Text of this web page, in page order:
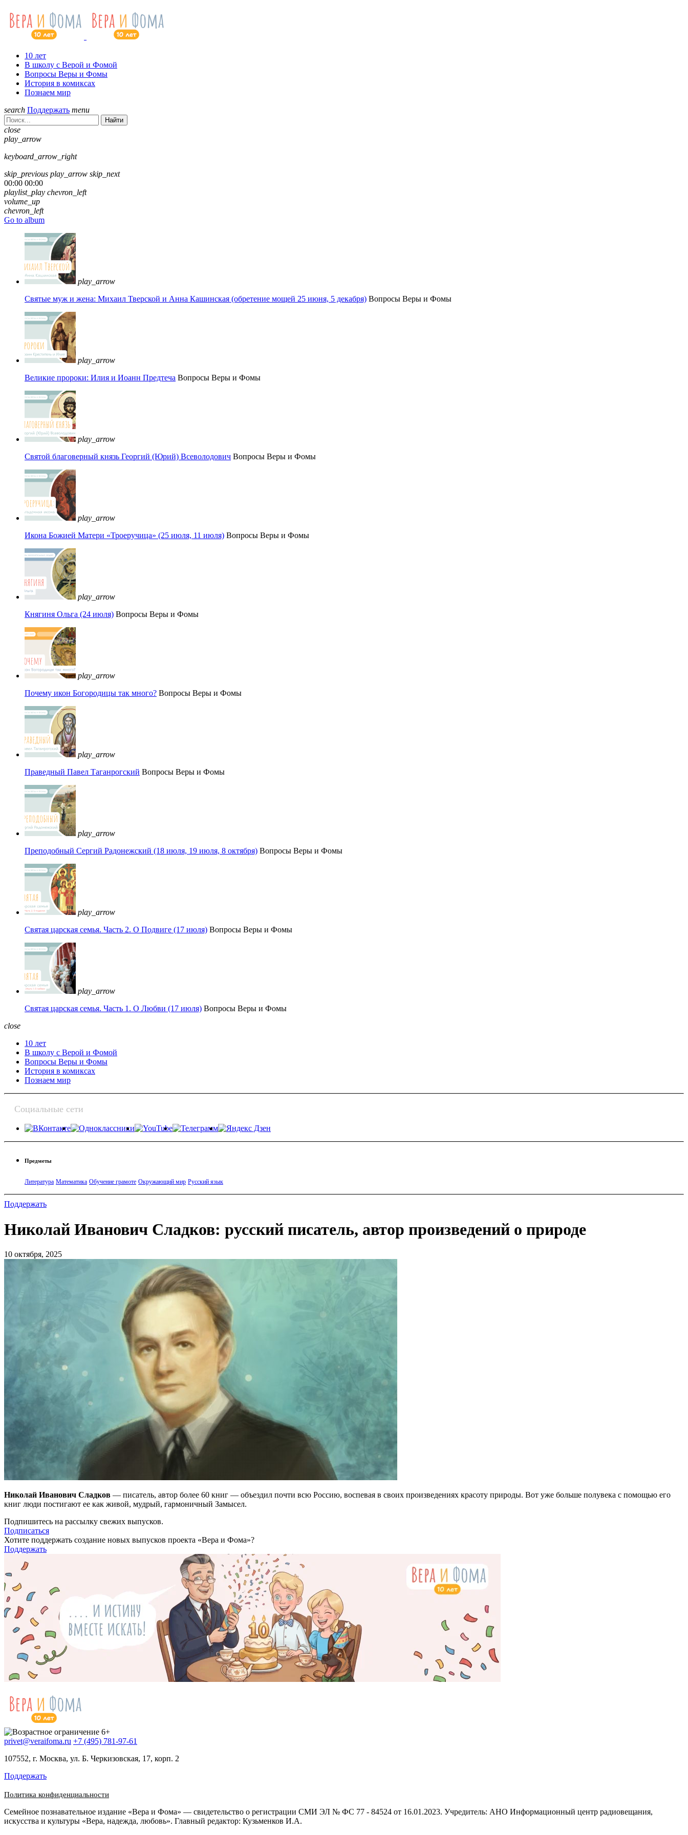
10 лет
В школу с Верой и Фомой
Вопросы Веры и Фомы
История в комиксах
Познаем мир
search Поддержать menu
Найти
close
play_arrow
keyboard_arrow_right
skip_previous play_arrow skip_next
00:00 00:00
playlist_play chevron_left
volume_up
chevron_left
Go to album
play_arrow
Святые муж и жена: Михаил Тверской и Анна Кашинская (обретение мощей 25 июня, 5 декабря) Вопросы Веры и Фомы
play_arrow
Великие пророки: Илия и Иоанн Предтеча Вопросы Веры и Фомы
play_arrow
Святой благоверный князь Георгий (Юрий) Всеволодович Вопросы Веры и Фомы
play_arrow
Икона Божией Матери «Троеручица» (25 июля, 11 июля) Вопросы Веры и Фомы
play_arrow
Княгиня Ольга (24 июля) Вопросы Веры и Фомы
play_arrow
Почему икон Богородицы так много? Вопросы Веры и Фомы
play_arrow
Праведный Павел Таганрогский Вопросы Веры и Фомы
play_arrow
Преподобный Сергий Радонежский (18 июля, 19 июля, 8 октября) Вопросы Веры и Фомы
play_arrow
Святая царская семья. Часть 2. О Подвиге (17 июля) Вопросы Веры и Фомы
play_arrow
Святая царская семья. Часть 1. О Любви (17 июля) Вопросы Веры и Фомы
close
10 лет
В школу с Верой и Фомой
Вопросы Веры и Фомы
История в комиксах
Познаем мир
Социальные сети
Предметы
Литература Математика Обучение грамоте Окружающий мир Русский язык
Поддержать
Николай Иванович Сладков: русский писатель, автор произведений о природе
10 октября, 2025
Николай Иванович Сладков — писатель, автор более 60 книг — объездил почти всю Россию, воспевая в своих произведениях красоту природы. Вот уже больше полувека с помощью его
книг люди постигают ее как живой, мудрый, гармоничный Замысел.
Подпишитесь на рассылку свежих выпусков.
Подписаться
Хотите поддержать создание новых выпусков проекта «Вера и Фома»?
Поддержать
privet@veraifoma.ru +7 (495) 781-97-61
107552, г. Москва, ул. Б. Черкизовская, 17, корп. 2
Поддержать
Политика конфиденциальности
Семейное познавательное издание «Вера и Фома» — свидетельство о регистрации СМИ ЭЛ № ФС 77 - 84524 от 16.01.2023. Учредитель: АНО Информационный центр радиовещания,
искусства и культуры «Вера, надежда, любовь». Главный редактор: Кузьменков И.А.